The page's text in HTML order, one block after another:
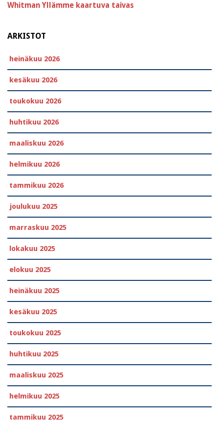
Whitman Yllämme kaartuva taivas
ARKISTOT
heinäkuu 2026
kesäkuu 2026
toukokuu 2026
huhtikuu 2026
maaliskuu 2026
helmikuu 2026
tammikuu 2026
joulukuu 2025
marraskuu 2025
lokakuu 2025
elokuu 2025
heinäkuu 2025
kesäkuu 2025
toukokuu 2025
huhtikuu 2025
maaliskuu 2025
helmikuu 2025
tammikuu 2025